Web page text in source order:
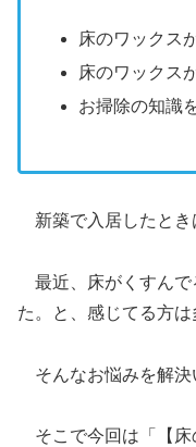
床のワックス
床のワックス
お掃除の知識
新築で入居したとき
最近、床がくすんで
た。と、感じてる方は
そんなお悩みを解決
そこで今回は「【床